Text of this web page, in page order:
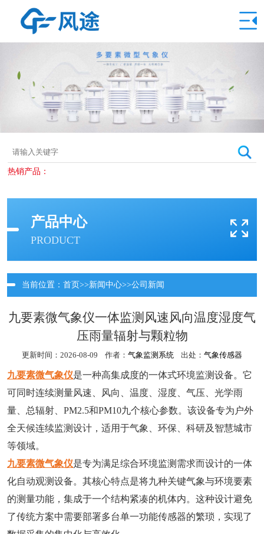
热销产品：
产品中心
PRODUCT
当前位置： 首页>>新闻中心>>公司新闻
九要素微气象仪一体监测风速风向温度湿度气
压雨量辐射与颗粒物
更新时间：2026-08-09 作者： 气象监测系统 出处： 气象传感器
九要素微气象仪是一种高集成度的一体式环境监测设备。它
可同时连续测量风速、风向、温度、湿度、气压、光学雨
量、总辐射、PM2.5和PM10九个核心参数。该设备专为户外
全天候连续监测设计，适用于气象、环保、科研及智慧城市
等领域。
九要素微气象仪是专为满足综合环境监测需求而设计的一体
化自动观测设备。其核心特点是将九种关键气象与环境要素
的测量功能，集成于一个结构紧凑的机体内。这种设计避免
了传统方案中需要部署多台单一功能传感器的繁琐，实现了